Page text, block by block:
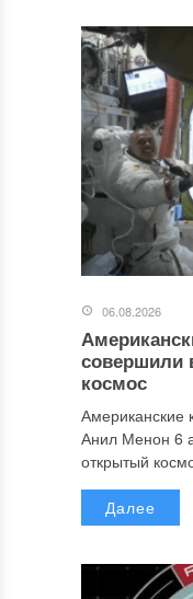
06.08.2026
совершили
космос
Американские
Анил Менон 6
открытый
Далее